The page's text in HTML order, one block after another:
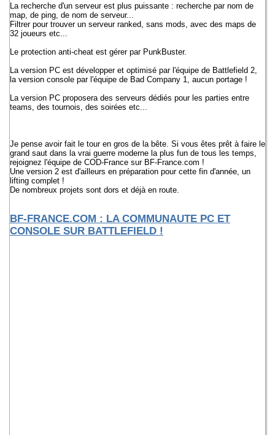
La recherche d'un serveur est plus puissante : recherche par nom de
map, de ping, de nom de serveur...
Filtrer pour trouver un serveur ranked, sans mods, avec des maps de
32 joueurs etc...
Le protection anti-cheat est gérer par PunkBuster.
La version PC est développer et optimisé par l'équipe de Battlefield 2,
la version console par l'équipe de Bad Company 1, aucun portage !
La version PC proposera des serveurs dédiés pour les parties entre
teams, des tournois, des soirées etc...
Je pense avoir fait le tour en gros de la bête. Si vous êtes prêt à faire le
grand saut dans la vrai guerre moderne la plus fun de tous les temps,
rejoignez l'équipe de COD-France sur BF-France.com !
Une version 2 est d'ailleurs en préparation pour cette fin d'année, un
lifting complet !
De nombreux projets sont dors et déjà en route.
BF-FRANCE.COM : LA COMMUNAUTE PC ET
CONSOLE SUR BATTLEFIELD !